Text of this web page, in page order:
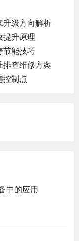
升级方向解析
提升原理
节能技巧
排查维修方案
控制点
中的应用